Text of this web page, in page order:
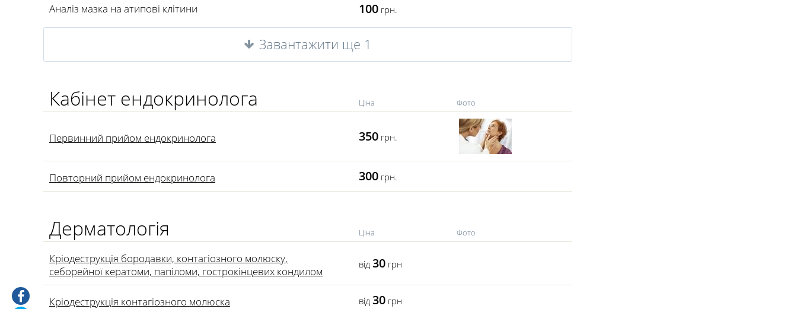
Аналіз мазка на атипові клітини 100 грн.
Завантажити ще 1
Кабінет ендокринолога Ціна Фото
Первинний прийом ендокринолога 350 грн.
Повторний прийом ендокринолога 300 грн.
Дерматологія Ціна Фото
Кріодеструкція бородавки, контагіозного молюску,
себорейної кератоми, папіломи, гострокінцевих кондилом
від 30 грн
Кріодеструкція контагіозного молюска від 30 грн